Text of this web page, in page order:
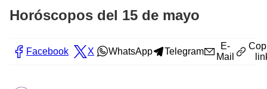
Horóscopos del 15 de mayo
Facebook X WhatsApp Telegram
E-
Mail